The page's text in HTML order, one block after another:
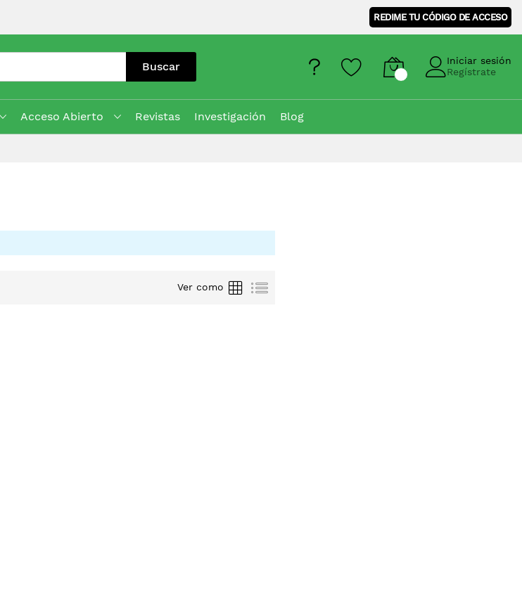
REDIME TU CÓDIGO DE ACCESO
Buscar
Iniciar sesión
Regístrate
Acceso Abierto Revistas Investigación
Blog
Ver como ParrillaLista